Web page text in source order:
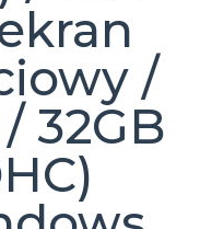
/
32GB